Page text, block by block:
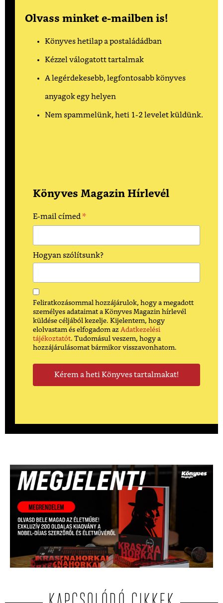
Olvass minket e-mailben is!
Könyves hetilap a postaládádban
Kézzel válogatott tartalmak
A legérdekesebb, legfontosabb könyves
anyagok egy helyen
Nem spammelünk, heti 1-2 levelet küldünk.
Könyves Magazin Hírlevél
E-mail címed*
Hogyan szólítsunk?
Feliratkozásommal hozzájárulok, hogy a megadott
személyes adataimat a Könyves Magazin hírlevél
küldése céljából kezelje. Kijelentem, hogy
elolvastam és elfogadom az Adatkezelési
tájékoztatót. Tudomásul veszem, hogy a
hozzájárulásomat bármikor visszavonhatom.